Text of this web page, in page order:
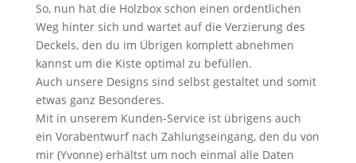
So, nun hat die Holzbox schon einen ordentlichen
Weg hinter sich und wartet auf die Verzierung des
Deckels, den du im Übrigen komplett abnehmen
kannst um die Kiste optimal zu befüllen.
Auch unsere Designs sind selbst gestaltet und somit
etwas ganz Besonderes.
Mit in unserem Kunden-Service ist übrigens auch
ein Vorabentwurf nach Zahlungseingang, den du von
mir (Yvonne) erhältst um noch einmal alle Daten